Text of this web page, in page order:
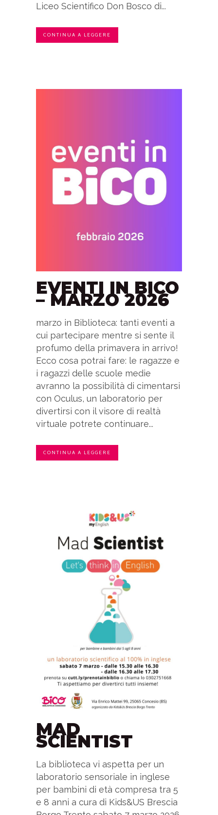
Liceo Scientifico Don Bosco di...
CONTINUA A LEGGERE
EVENTI IN BICO
– MARZO 2026
marzo in Biblioteca: tanti eventi a
cui partecipare mentre si sente il
profumo della primavera in arrivo!
Ecco cosa potrai fare: le ragazze e
i ragazzi delle scuole medie
avranno la possibilità di cimentarsi
con Oculus, un laboratorio per
divertirsi con il visore di realtà
virtuale potrete continuare...
CONTINUA A LEGGERE
MAD
SCIENTIST
La biblioteca vi aspetta per un
laboratorio sensoriale in inglese
per bambini di età compresa tra 5
e 8 anni a cura di Kids&US Brescia